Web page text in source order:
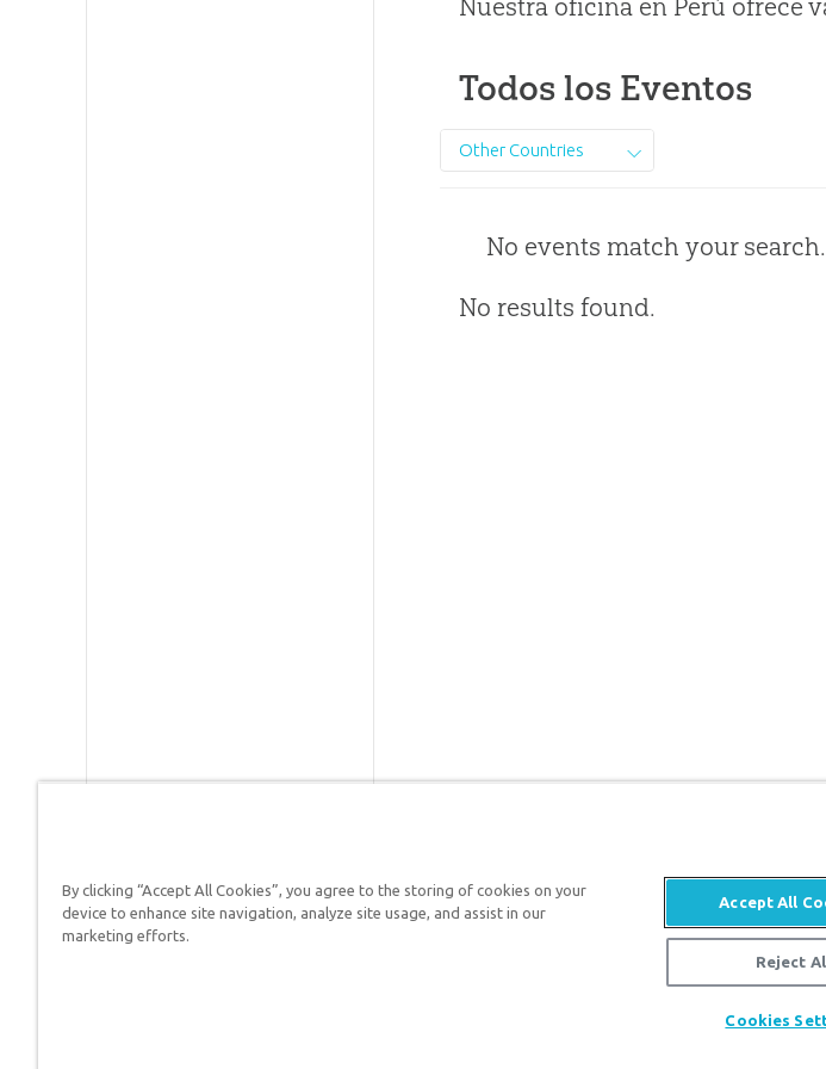
Nuestra oficina en Perú ofrece
Todos los Eventos
Other Countries
No events match your search.
No results found.
Respuestas en Génesis es un ministerio de apologética, dedicado
defender su fe y proclamar el evangelio de Jesucristo.
By clicking “Accept All Cookies”, you agree to the storing of cookies on your
device to enhance site navigation, analyze site usage, and assist in our
marketing efforts.
Accept All
Reject
Cookies